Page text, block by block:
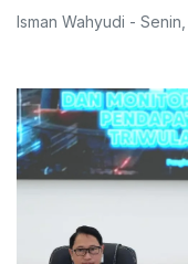
Isman Wahyudi - Senin